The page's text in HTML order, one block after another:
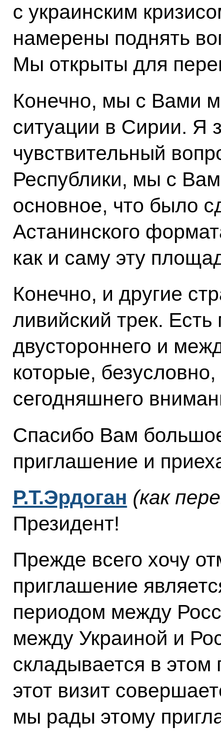
с украинским
намерены поднять
Мы открыты для
Конечно, мы с Вами
ситуации в Сирии. Я
чувствительный
Республики, мы с
основное, что было
Астанинского
как и саму эту
Конечно, и другие
ливийский трек.
двустороннего и
которые,
сегодняшнего
Спасибо Вам
приглашение и
Р.Т.Эрдоган (как
Президент!
Прежде всего хочу
приглашение
периодом между
между Украиной и
складывается в
этот визит
мы рады этому